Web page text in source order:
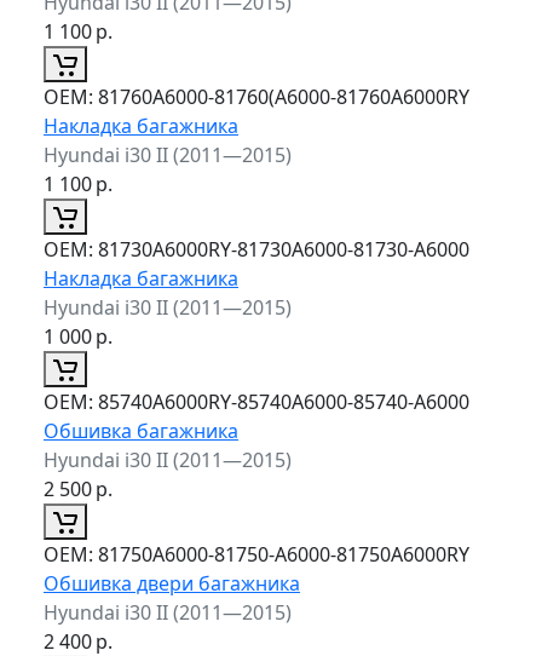
1 100р.
ОЕМ: 81760A6000-81760(A6000-81760A6000RY
Накладка багажника
Hyundai i30 II (2011—2015)
1 100р.
ОЕМ: 81730A6000RY-81730A6000-81730-A6000
Накладка багажника
Hyundai i30 II (2011—2015)
1 000р.
ОЕМ: 85740A6000RY-85740A6000-85740-A6000
Обшивка багажника
Hyundai i30 II (2011—2015)
2 500р.
ОЕМ: 81750A6000-81750-A6000-81750A6000RY
Обшивка двери багажника
Hyundai i30 II (2011—2015)
2 400р.